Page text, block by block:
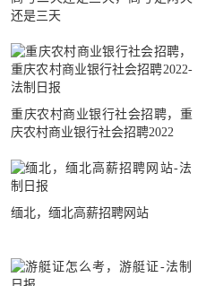
还是三天
重庆农村商业银行社会招聘，重
庆农村商业银行社会招聘2022
缅北，缅北高薪招聘网站